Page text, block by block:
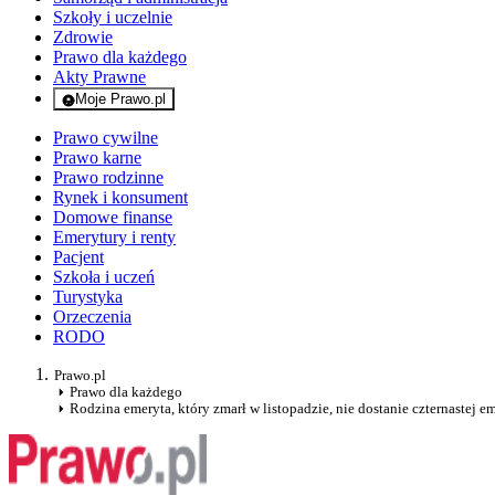
Szkoły i uczelnie
Zdrowie
Prawo dla każdego
Akty Prawne
Moje Prawo.pl
- rejestracja i logowanie do serwisu
Prawo cywilne
Prawo karne
Prawo rodzinne
Rynek i konsument
Domowe finanse
Emerytury i renty
Pacjent
Szkoła i uczeń
Turystyka
Orzeczenia
RODO
Prawo.pl
Prawo dla każdego
Rodzina emeryta, który zmarł w listopadzie, nie dostanie czternastej